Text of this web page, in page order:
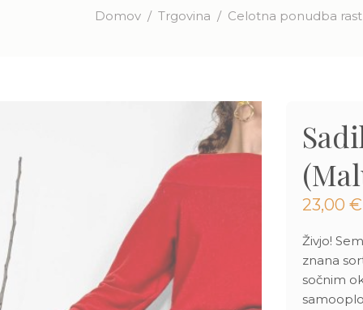
Domov / Trgovina / Celotna ponudba
23,00 €
Živjo!
znana
sočnim